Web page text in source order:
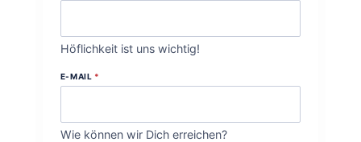
Höflichkeit ist uns wichtig!
E-MAIL *
Wie können wir Dich erreichen?